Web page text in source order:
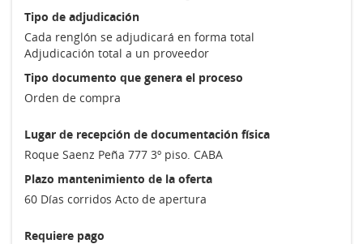
Tipo de adjudicación
Cada renglón se adjudicará en forma total
Adjudicación total a un proveedor
Tipo documento que genera el proceso
Orden de compra
Lugar de recepción de documentación física
Roque Saenz Peña 777 3º piso. CABA
Plazo mantenimiento de la oferta
60 Días corridos Acto de apertura
Requiere pago